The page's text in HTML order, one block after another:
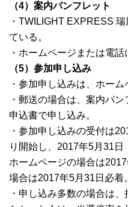
（4）案内パンフレット
・TWILIGHT EXPRESS
ている。
・ホームページまたは電話
（5）参加申し込み
・参加申し込みは、ホーム
・郵送の場合は、案内パ
申込書で申し込み。
・参加申し込みの受付は
り開始し、2017年5月31日
ホームページの場合は
場合は2017年5月31日必着。
・申し込み多数の場合は